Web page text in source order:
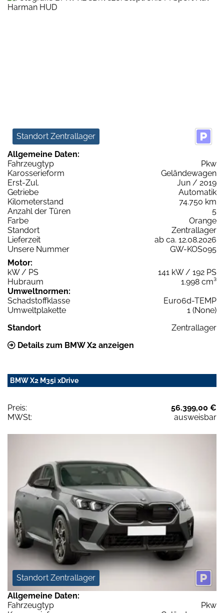
Standort Zentrallager
Allgemeine Daten:
Fahrzeugtyp
Pkw
Karosserieform
Geländewagen
Erst-Zul.
Jun / 2019
Getriebe
Automatik
Kilometerstand
74.750 km
Anzahl der Türen
5
Farbe
Orange
Standort
Zentrallager
Lieferzeit
ab ca. 12.08.2026
Unsere Nummer
GW-KOS095
Motor:
kW / PS
141 kW / 192 PS
Hubraum
1.998 cm³
Umweltnormen:
Schadstoffklasse
Euro6d-TEMP
Umweltplakette
1 (None)
Standort
Zentrallager
Details zum BMW X2 anzeigen
BMW X2 M35i xDrive
Preis:
56.399,00 €
MWSt:
ausweisbar
Standort Zentrallager
Allgemeine Daten:
Fahrzeugtyp
Pkw